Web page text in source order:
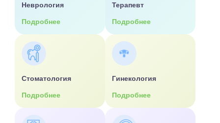
Неврология
Подробнее
Терапевт
Подробнее
Стоматология
Подробнее
Гинекология
Подробнее